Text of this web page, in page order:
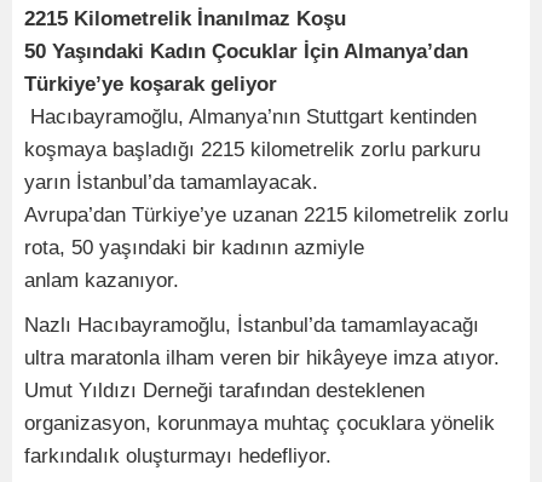
2215 Kilometrelik İnanılmaz Koşu
50 Yaşındaki Kadın Çocuklar İçin Almanya’dan
Türkiye’ye koşarak geliyor
Hacıbayramoğlu, Almanya’nın Stuttgart kentinden
koşmaya başladığı 2215 kilometrelik zorlu parkuru
yarın İstanbul’da tamamlayacak.
Avrupa’dan Türkiye’ye uzanan 2215 kilometrelik zorlu
rota, 50 yaşındaki bir kadının azmiyle
anlam kazanıyor.
Nazlı Hacıbayramoğlu, İstanbul’da tamamlayacağı
ultra maratonla ilham veren bir hikâyeye imza atıyor.
Umut Yıldızı Derneği tarafından desteklenen
organizasyon, korunmaya muhtaç çocuklara yönelik
farkındalık oluşturmayı hedefliyor.